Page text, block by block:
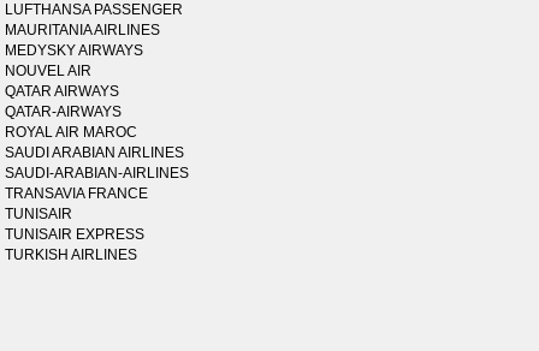
LUFTHANSA PASSENGER
MAURITANIA AIRLINES
MEDYSKY AIRWAYS
NOUVEL AIR
QATAR AIRWAYS
QATAR-AIRWAYS
ROYAL AIR MAROC
SAUDI ARABIAN AIRLINES
SAUDI-ARABIAN-AIRLINES
TRANSAVIA FRANCE
TUNISAIR
TUNISAIR EXPRESS
TURKISH AIRLINES